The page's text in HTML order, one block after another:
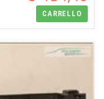
CARRELLO